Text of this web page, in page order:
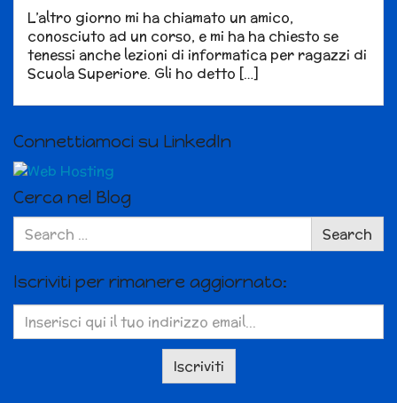
L’altro giorno mi ha chiamato un amico,
conosciuto ad un corso, e mi ha ha chiesto se
tenessi anche lezioni di informatica per ragazzi di
Scuola Superiore. Gli ho detto […]
Connettiamoci su LinkedIn
Cerca nel Blog
Search
for:
Search
Iscriviti per rimanere aggiornato: